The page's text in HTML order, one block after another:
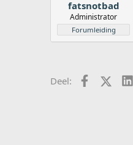
fatsnotbad
Administrator
Forumleiding
Deel: Facebook
X